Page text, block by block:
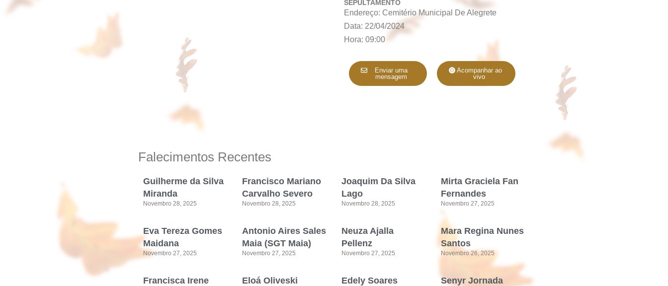
SEPULTAMENTO
Endereço: Cemitério Municipal De Alegrete
Data: 22/04/2024
Hora: 09:00
Enviar uma
mensagem
Acompanhar ao
vivo
Falecimentos Recentes
Guilherme da Silva
Miranda
Novembro 28, 2025
Francisco Mariano
Carvalho Severo
Novembro 28, 2025
Joaquim Da Silva
Lago
Novembro 28, 2025
Mirta Graciela Fan
Fernandes
Novembro 27, 2025
Eva Tereza Gomes
Maidana
Novembro 27, 2025
Antonio Aires Sales
Maia (SGT Maia)
Novembro 27, 2025
Neuza Ajalla
Pellenz
Novembro 27, 2025
Mara Regina Nunes
Santos
Novembro 26, 2025
Francisca Irene
Eloá Oliveski
Edely Soares
Senyr Jornada